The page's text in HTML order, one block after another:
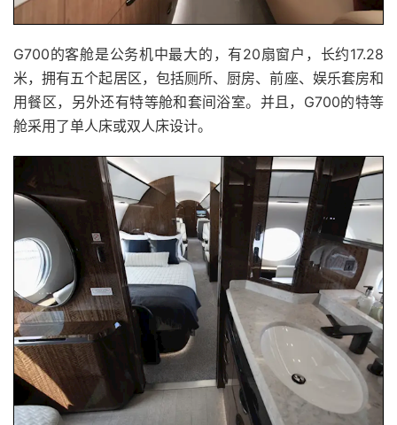
G700的客舱是公务机中最大的，有20扇窗户，长约17.28
米，拥有五个起居区，包括厕所、厨房、前座、娱乐套房和
用餐区，另外还有特等舱和套间浴室。并且，G700的特等
舱采用了单人床或双人床设计。